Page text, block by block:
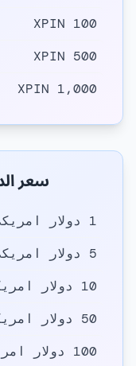
100 XPIN
500 XPIN
1,000 XPIN
سعر
1 دولار امريكي
5 دولار امريكي
10 دولار امريكي
50 دولار امريكي
100 دولار امريكي